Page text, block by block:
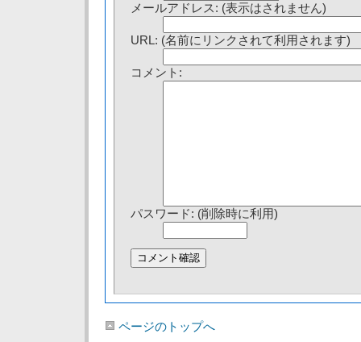
メールアドレス: (表示はされません)
URL: (名前にリンクされて利用されます)
コメント:
パスワード: (削除時に利用)
ページのトップへ